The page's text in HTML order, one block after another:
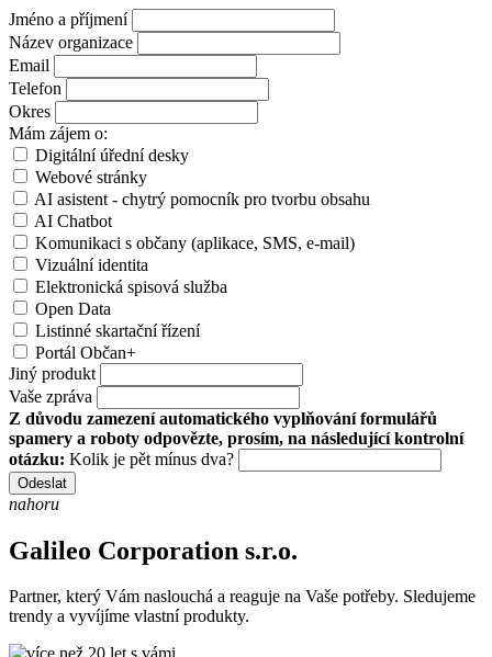
Jméno a příjmení
Název organizace
Email
Telefon
Okres
Mám zájem o:
Digitální úřední desky
Webové stránky
AI asistent - chytrý pomocník pro tvorbu obsahu
AI Chatbot
Komunikaci s občany (aplikace, SMS, e-mail)
Vizuální identita
Elektronická spisová služba
Open Data
Listinné skartační řízení
Portál Občan+
Jiný produkt
Vaše zpráva
Z důvodu zamezení automatického vyplňování formulářů
spamery a roboty odpovězte, prosím, na následující kontrolní
otázku: Kolik je pět mínus dva?
Odeslat
nahoru
Galileo Corporation s.r.o.
Partner, který Vám naslouchá a reaguje na Vaše potřeby. Sledujeme
trendy a vyvíjíme vlastní produkty.